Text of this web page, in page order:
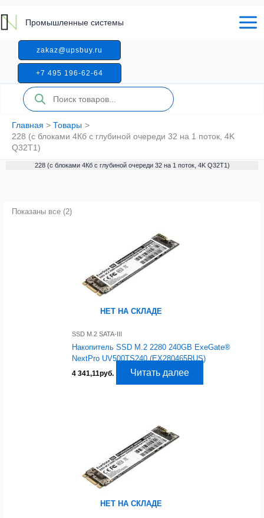
к
содержимому
Промышленные системы
zakaz@upsbuy.ru
+7 495 196-62-64
Поиск
товаров
Главная
Товары
228 (с блоками 4Кб с глубиной очереди 32 на 1 поток, 4K
Q32T1)
228 (с блоками 4Кб с глубиной очереди 32 на 1 поток, 4K Q32T1)
Показаны все (2)
НЕТ НА СКЛАДЕ
SSD M.2 SATA-III
Накопитель SSD M.2 2280 240GB ExeGate®
NextPro UV500TS240 (EX280465RUS)
4 341,11руб. Читать далее
НЕТ НА СКЛАДЕ